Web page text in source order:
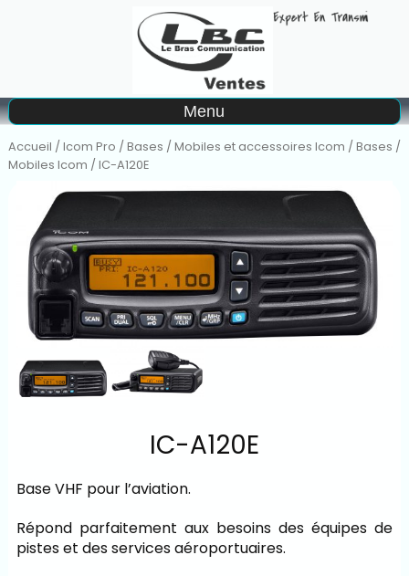
Matériel à la location
Menu
Accueil /Icom Pro /Bases / Mobiles et accessoires Icom /Bases /
Mobiles Icom / IC-A120E
IC-A120E
Base VHF pour l’aviation.
Répond parfaitement aux besoins des équipes de
pistes et des services aéroportuaires.